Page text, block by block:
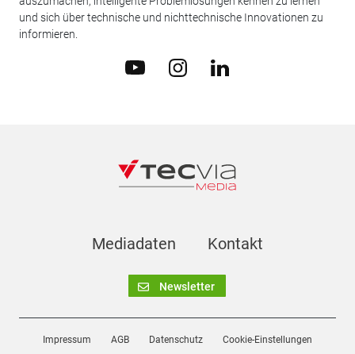
und sich über technische und nichttechnische Innovationen zu
informieren.
Mediadaten Kontakt
Newsletter
Impressum AGB Datenschutz Cookie-Einstellungen